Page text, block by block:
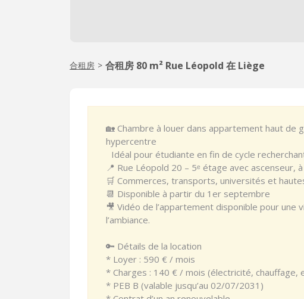
合租房 > 合租房 80 m² Rue Léopold 在 Liège
🏡 Chambre à louer dans appartement haut de
hypercentre
Idéal pour étudiante en fin de cycle
📍 Rue Léopold 20 – 5ᵉ étage avec ascenseur,
🛒 Commerces, transports, universités et
📆 Disponible à partir du 1er septembre
🎥 Vidéo de l’appartement disponible pour une
l’ambiance.
🔑 Détails de la location
* Loyer : 590 € / mois
* Charges : 140 € / mois (électricité, chauffage,
* PEB B (valable jusqu’au 02/07/2031)